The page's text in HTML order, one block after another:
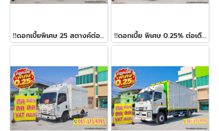
‼️ดอกเบี้ยพิเศษ 25 สตางค์ต่อเดือน‼️หกล้อตู้ Food Truck ISUZU NMR 130 แรง ปี 2558 ‼️ดอกเบี้ย พิเศษ 0.25% ต่อเดือน‼️หกล้อตู้สิบบาน ISUZU FTR 240 แรง ปี 2565